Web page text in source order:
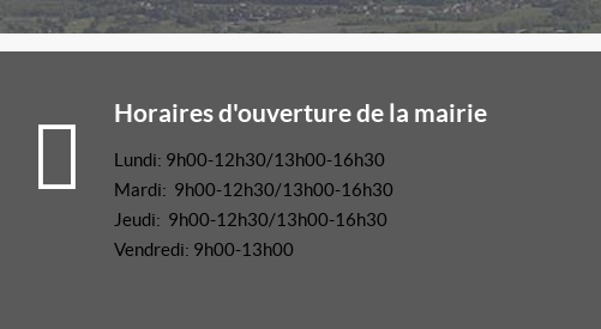
Horaires d'ouverture de la mairie
Lundi: 9h00-12h30/13h00-16h30
Mardi: 9h00-12h30/13h00-16h30
Jeudi: 9h00-12h30/13h00-16h30
Vendredi: 9h00-13h00